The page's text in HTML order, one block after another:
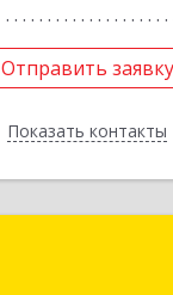
Отправить заявку
Показать контакты
Отправить заявку
Назад